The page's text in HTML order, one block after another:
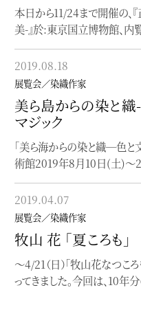
本日から11/24まで開催の、
美-』於:東京国立博物館、内
2019.08.18
展覧会／染織作家
美ら島からの染と
マジック
「美ら海からの染と織─色と
術館2019年8月10日(土)
2019.04.07
展覧会／染織作家
牧山 花 「夏ころも」
〜4/21（日）「牧山花なつこ
ってきました。今回は、10
帯を創り続ける、工芸帯地
2018.07.31
展覧会／染織作家
琉球 -美の宝庫-
現在、サントリー美術館で開
はじめとする琉球の染織品
2018.07.29
展覧会／染織作家
ゆかた浴衣YUKATA
現在島根県立石見美術館に
YUKATA-すずしさのデザイ